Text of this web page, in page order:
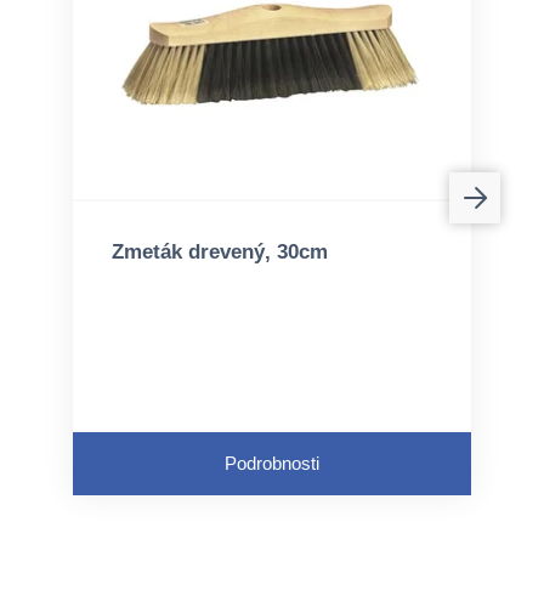
Zmeták drevený, 30cm
Podrobnosti